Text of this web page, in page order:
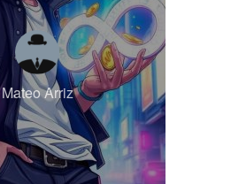
Mateo Arriz